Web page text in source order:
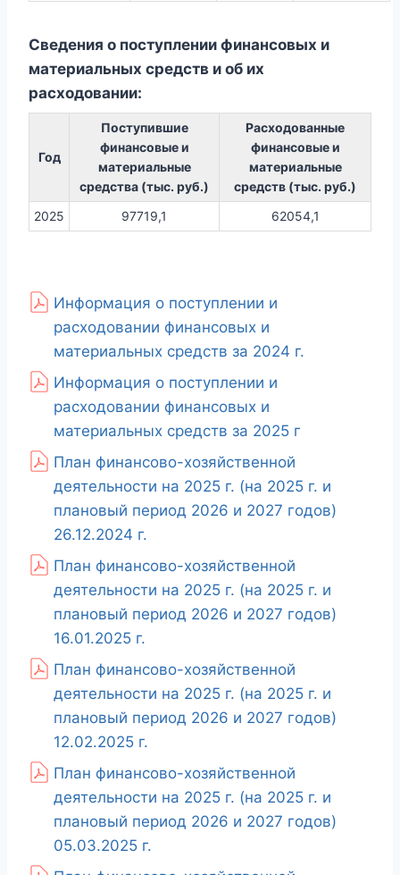
Cведения о поступлении финансовых и
материальных средств и об их
расходовании:
Год
Поступившие
финансовые и
материальные
средства (тыс. руб.)
Расходованные
финансовые и
материальные
средств (тыс. руб.)
2025
97719,1 62054,1
Информация о поступлении и
расходовании финансовых и
материальных средств за 2024 г.
Информация о поступлении и
расходовании финансовых и
материальных средств за 2025 г
План финансово-хозяйственной
деятельности на 2025 г. (на 2025 г. и
плановый период 2026 и 2027 годов)
26.12.2024 г.
План финансово-хозяйственной
деятельности на 2025 г. (на 2025 г. и
плановый период 2026 и 2027 годов)
16.01.2025 г.
План финансово-хозяйственной
деятельности на 2025 г. (на 2025 г. и
плановый период 2026 и 2027 годов)
12.02.2025 г.
План финансово-хозяйственной
деятельности на 2025 г. (на 2025 г. и
плановый период 2026 и 2027 годов)
05.03.2025 г.